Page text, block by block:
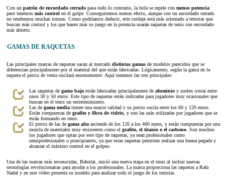
Con un patrón de encordado cerrado pasa todo lo contrario, la bola se repele con menos potencia
pero tenemos más control en el golpe. Conseguiremos menos efecto, aunque con un encordado cerrado
no tendremos muchas roturas. Como podríamos deducir, este cordaje está más orientado a tenistas que
buscan más control y los que basen más su juego en la potencia usarán raquetas de tenis con encordado
más abierto.
GAMAS DE RAQUETAS
Las principales marcas de raquetas sacan al mercado distintas gamas de modelos parecidos que se
diferencian principalmente por el material del que están fabricadas. Lógicamente, según la gama de la
raqueta el precio de venta oscilará enormemente. Aquí tenemos las tres principales:
Las raquetas de gama baja están fabricadas principalmente de aluminio y suelen costar entre
unos 30 y 50 euros. Este tipo de raquetas están indicadas para jugadores muy ocasionales que
buscan en el tenis un entretenimiento.
Las de gama media tienen una mayor calidad y su precio oscila entre los 60 y 120 euros.
Están compuestas de grafito y fibra de vidrio , y son las más utilizadas por jugadores que se
están formando en tenis.
El precio de las de gama alta asciende de los 120 a los 400 euros, y están compuestas por una
mezcla de materiales muy resistentes como el grafito, el titanio o el carbono . Son muchos
los jugadores que optan por este tipo de raquetas, ya sean profesionales como
semiprofesionales o principiantes, ya que estas raquetas permiten realizar una buena pegada y
alcanzar el máximo control en el golpeo.
Una de las marcas más reconocidas, Babolat, inició una nueva etapa en el tenis al incluir nuevas
tecnologías revolucionarias para ayudar a los profesionales. La marca proporciona las raquetas a Rafa
Nadal y en este vídeo presenta su modelo para analizar todo el juego de los tenistas.